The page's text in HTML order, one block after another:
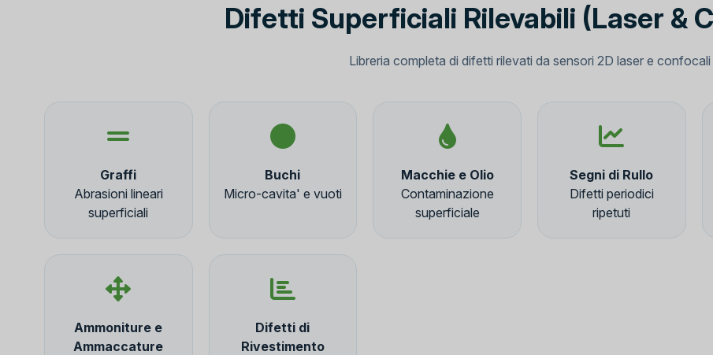
Difetti Superficiali Rilevabili (Laser &
Libreria completa di difetti rilevati da sensori 2D laser e confocali
Graffi
Abrasioni lineari
superficiali
Buchi
Micro-cavita' e vuoti
Macchie e Olio
Contaminazione
superficiale
Segni di Rullo
Difetti periodici
ripetuti
Ammoniture e
Ammaccature
Difetti di
Rivestimento